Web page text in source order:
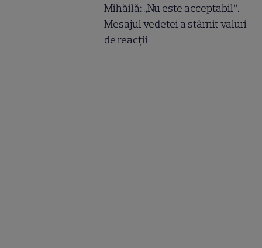
Mihăilă: „Nu este acceptabil”.
Mesajul vedetei a stârnit valuri
de reacții